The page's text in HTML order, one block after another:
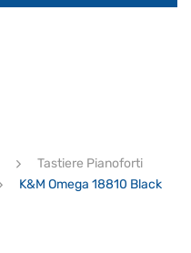
Tastiere Pianoforti
K&M Omega 18810 Black